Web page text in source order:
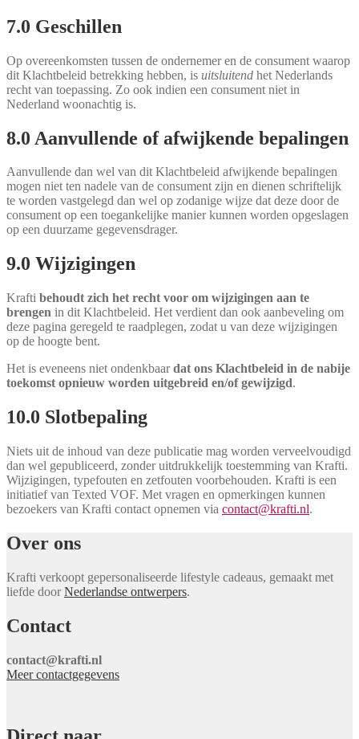
7.0 Geschillen
Op overeenkomsten tussen de ondernemer en de consument waarop
dit Klachtbeleid betrekking hebben, is uitsluitend het Nederlands
recht van toepassing. Zo ook indien een consument niet in
Nederland woonachtig is.
8.0 Aanvullende of afwijkende bepalingen
Aanvullende dan wel van dit Klachtbeleid afwijkende bepalingen
mogen niet ten nadele van de consument zijn en dienen schriftelijk
te worden vastgelegd dan wel op zodanige wijze dat deze door de
consument op een toegankelijke manier kunnen worden opgeslagen
op een duurzame gegevensdrager.
9.0 Wijzigingen
Krafti behoudt zich het recht voor om wijzigingen aan te
brengen in dit Klachtbeleid. Het verdient dan ook aanbeveling om
deze pagina geregeld te raadplegen, zodat u van deze wijzigingen
op de hoogte bent.
Het is eveneens niet ondenkbaardat ons Klachtbeleid in de nabije
toekomst opnieuw worden uitgebreid en/of gewijzigd.
10.0 Slotbepaling
Niets uit de inhoud van deze publicatie mag worden verveelvoudigd
dan wel gepubliceerd, zonder uitdrukkelijk toestemming van Krafti.
Wijzigingen, typefouten en zetfouten voorbehouden. Krafti is een
initiatief van Texted VOF. Met vragen en opmerkingen kunnen
bezoekers van Krafti contact opnemen via contact@krafti.nl.
Over ons
Krafti verkoopt gepersonaliseerde lifestyle cadeaus, gemaakt met
liefde doorNederlandse ontwerpers.
Contact
contact@krafti.nl
Meer contactgegevens